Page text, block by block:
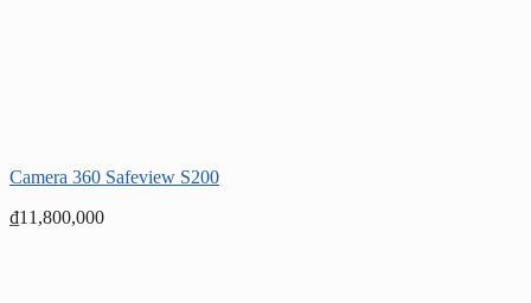
Camera 360 Safeview S200
₫11,800,000